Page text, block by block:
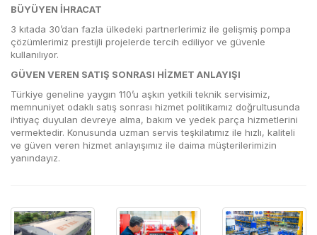
BÜYÜYEN İHRACAT
3 kıtada 30’dan fazla ülkedeki partnerlerimiz ile gelişmiş pompa
çözümlerimiz prestijli projelerde tercih ediliyor ve güvenle
kullanılıyor.
GÜVEN VEREN SATIŞ SONRASI HİZMET ANLAYIŞI
Türkiye geneline yaygın 110’u aşkın yetkili teknik servisimiz,
memnuniyet odaklı satış sonrası hizmet politikamız doğrultusunda
ihtiyaç duyulan devreye alma, bakım ve yedek parça hizmetlerini
vermektedir. Konusunda uzman servis teşkilatımız ile hızlı, kaliteli
ve güven veren hizmet anlayışımız ile daima müşterilerimizin
yanındayız.